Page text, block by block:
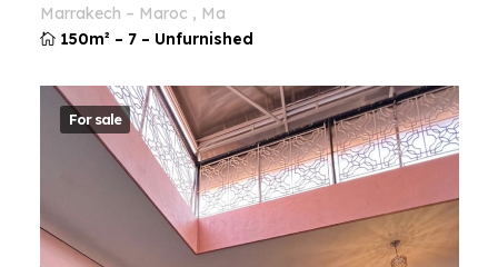
marrakech – maroc ,
ma
150m² – 7 – Unfurnished
For sale